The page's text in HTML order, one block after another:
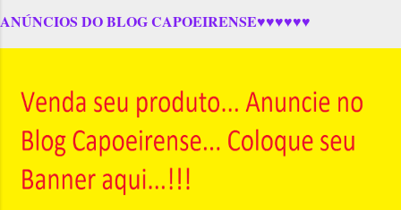
ANÚNCIOS DO BLOG CAPOEIRENSE♥♥♥♥♥♥